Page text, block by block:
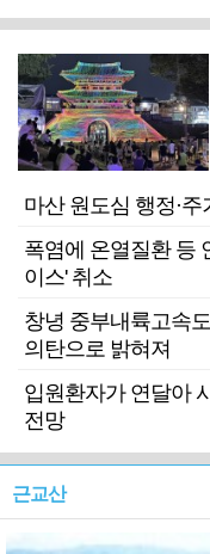
마산 원도심 행정·
폭염에 온열질환 등
이스' 취소
창녕 중부내륙고속
의탄으로 밝혀져
입원환자가 연달아
전망
근교산